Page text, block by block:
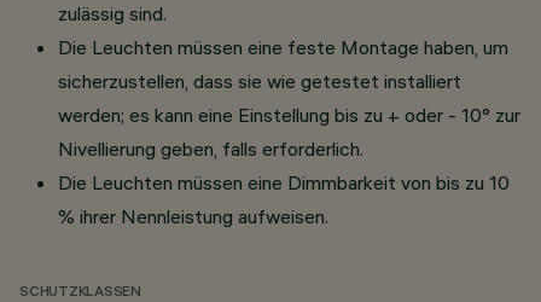
zulässig sind.
Die Leuchten müssen eine feste Montage haben, um
sicherzustellen, dass sie wie getestet installiert
werden; es kann eine Einstellung bis zu + oder - 10° zur
Nivellierung geben, falls erforderlich.
Die Leuchten müssen eine Dimmbarkeit von bis zu 10
% ihrer Nennleistung aufweisen.
SCHUTZKLASSEN